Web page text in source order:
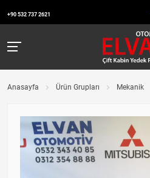
+90 532 737 2621
Anasayfa Ürün Grupları Mekanik